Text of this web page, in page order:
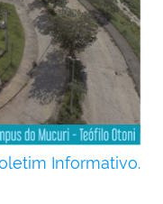
Informativo.